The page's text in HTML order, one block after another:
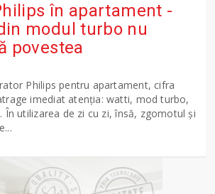
în apartament -
modul turbo nu
povestea
Philips pentru apartament, cifra
imediat atenția: watti, mod turbo,
În utilizarea de zi cu zi, însă, zgomotul și